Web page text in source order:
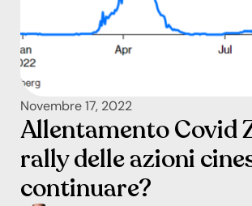
Novembre 17, 2022
Allentamento Covid
rally delle azioni
continuare?